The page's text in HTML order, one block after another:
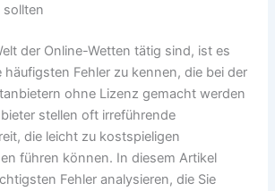
sollten
der Online-Wetten tätig sind, ist es
Fehler zu kennen, die bei der
ohne Lizenz gemacht werden
stellen oft irreführende
die leicht zu kostspieligen
führen können. In diesem Artikel
Fehler analysieren, die Sie